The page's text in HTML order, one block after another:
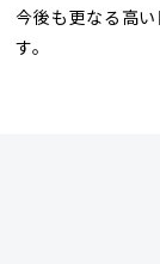
今後も更なる高
す。